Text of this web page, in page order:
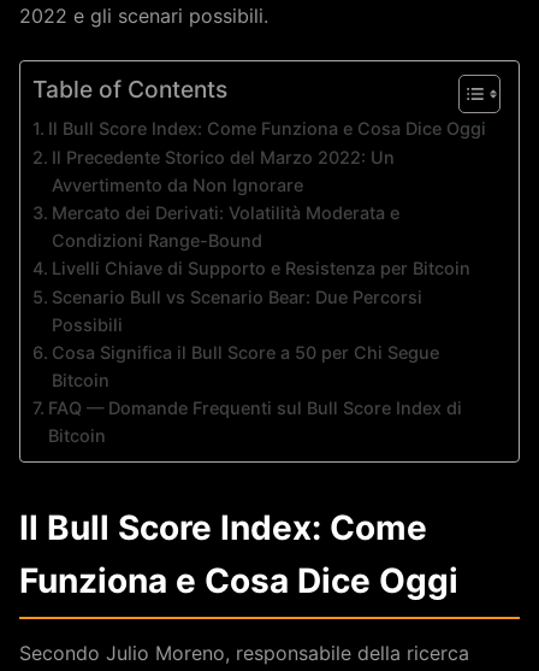
2022 e gli scenari possibili.
Table of Contents
Il Bull Score Index: Come Funziona e Cosa Dice Oggi
Il Precedente Storico del Marzo 2022: Un
Avvertimento da Non Ignorare
Mercato dei Derivati: Volatilità Moderata e
Condizioni Range-Bound
Livelli Chiave di Supporto e Resistenza per Bitcoin
Scenario Bull vs Scenario Bear: Due Percorsi
Possibili
Cosa Significa il Bull Score a 50 per Chi Segue
Bitcoin
FAQ — Domande Frequenti sul Bull Score Index di
Bitcoin
Il Bull Score Index: Come
Funziona e Cosa Dice Oggi
Secondo Julio Moreno, responsabile della ricerca